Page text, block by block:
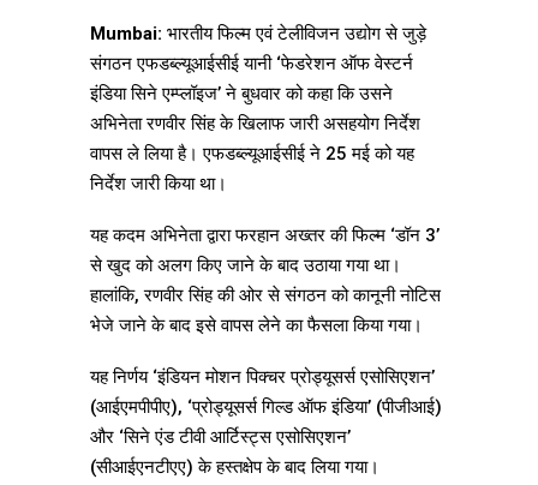
Mumbai: भारतीय फिल्म एवं टेलीविजन उद्योग से जुड़े
संगठन एफडब्ल्यूआईसीई यानी ‘फेडरेशन ऑफ वेस्टर्न
इंडिया सिने एम्प्लॉइज’ ने बुधवार को कहा कि उसने
अभिनेता रणवीर सिंह के खिलाफ जारी असहयोग निर्देश
वापस ले लिया है। एफडब्ल्यूआईसीई ने 25 मई को यह
निर्देश जारी किया था।
यह कदम अभिनेता द्वारा फरहान अख्तर की फिल्म ‘डॉन 3’
से खुद को अलग किए जाने के बाद उठाया गया था।
हालांकि, रणवीर सिंह की ओर से संगठन को कानूनी नोटिस
भेजे जाने के बाद इसे वापस लेने का फैसला किया गया।
यह निर्णय ‘इंडियन मोशन पिक्चर प्रोड्यूसर्स एसोसिएशन’
(आईएमपीपीए), ‘प्रोड्यूसर्स गिल्ड ऑफ इंडिया’ (पीजीआई)
और ‘सिने एंड टीवी आर्टिस्ट्स एसोसिएशन’
(सीआईएनटीएए) के हस्तक्षेप के बाद लिया गया।